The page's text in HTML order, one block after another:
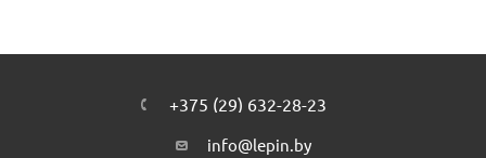
+375 (29) 632-28-23
info@lepin.by